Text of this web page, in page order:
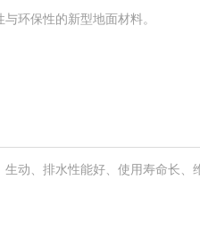
环保性的新型地面材料。
生动、排水性能好、使用寿命长